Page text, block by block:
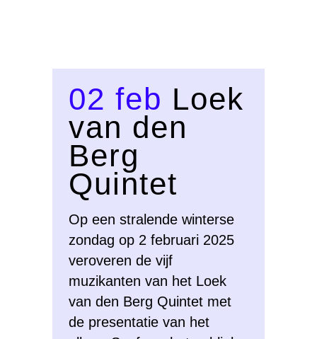
02 feb Loek
van den
Berg
Quintet
Op een stralende winterse
zondag op 2 februari 2025
veroveren de vijf
muzikanten van het Loek
van den Berg Quintet met
de presentatie van het